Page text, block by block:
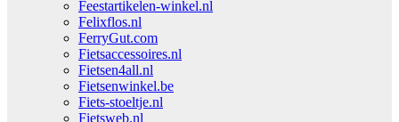
Feestartikelen-winkel.nl
Felixflos.nl
FerryGut.com
Fietsaccessoires.nl
Fietsen4all.nl
Fietsenwinkel.be
Fiets-stoeltje.nl
Fietsweb.nl